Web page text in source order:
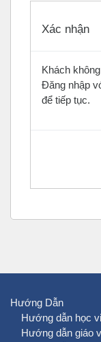
Xác nhận
Khách
Đăng nhập
để tiếp tục.
Hướng Dẫn
Hướng dẫn học
Hướng dẫn giáo